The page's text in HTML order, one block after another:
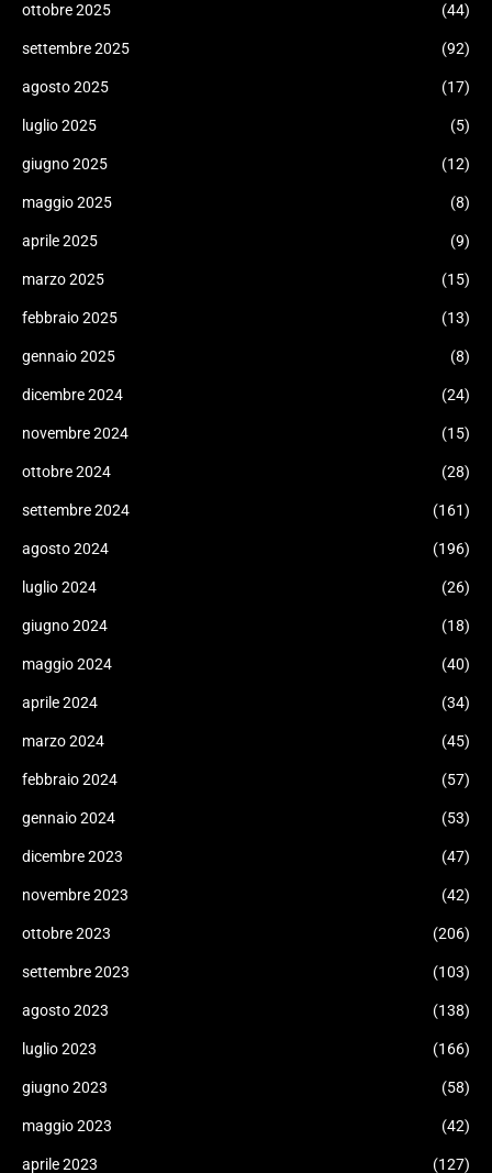
ottobre 2025 (44)
settembre 2025 (92)
agosto 2025 (17)
luglio 2025 (5)
giugno 2025 (12)
maggio 2025 (8)
aprile 2025 (9)
marzo 2025 (15)
febbraio 2025 (13)
gennaio 2025 (8)
dicembre 2024 (24)
novembre 2024 (15)
ottobre 2024 (28)
settembre 2024 (161)
agosto 2024 (196)
luglio 2024 (26)
giugno 2024 (18)
maggio 2024 (40)
aprile 2024 (34)
marzo 2024 (45)
febbraio 2024 (57)
gennaio 2024 (53)
dicembre 2023 (47)
novembre 2023 (42)
ottobre 2023 (206)
settembre 2023 (103)
agosto 2023 (138)
luglio 2023 (166)
giugno 2023 (58)
maggio 2023 (42)
aprile 2023 (127)